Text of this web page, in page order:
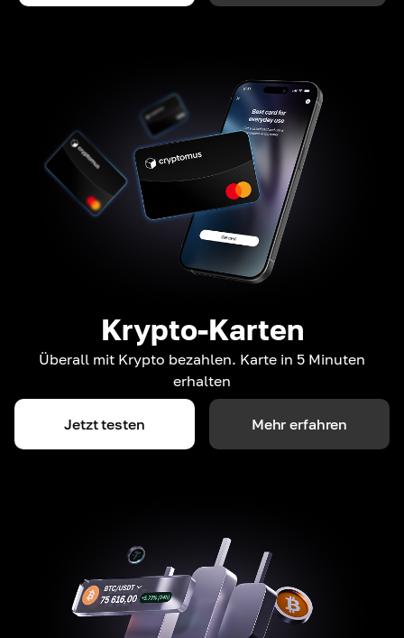
Krypto-Karten
Überall mit Krypto bezahlen. Karte in 5 Minuten
erhalten
Jetzt testen Mehr erfahren